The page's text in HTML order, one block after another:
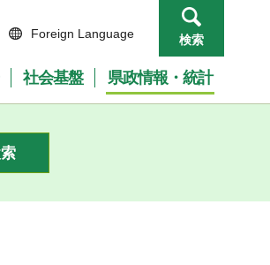
Foreign Language 検索
社会基盤 県政情報・統計